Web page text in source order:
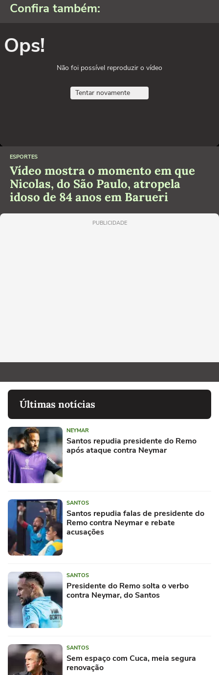
Confira também:
Ops!
Não foi possível reproduzir o vídeo
Tentar novamente
ESPORTES
Vídeo mostra o momento em que
Nicolas, do São Paulo, atropela
idoso de 84 anos em Barueri
PUBLICIDADE
Últimas notícias
NEYMAR
Santos repudia presidente do Remo
após ataque contra Neymar
SANTOS
Santos repudia falas de presidente do
Remo contra Neymar e rebate
acusações
SANTOS
Presidente do Remo solta o verbo
contra Neymar, do Santos
SANTOS
Sem espaço com Cuca, meia segura
renovação